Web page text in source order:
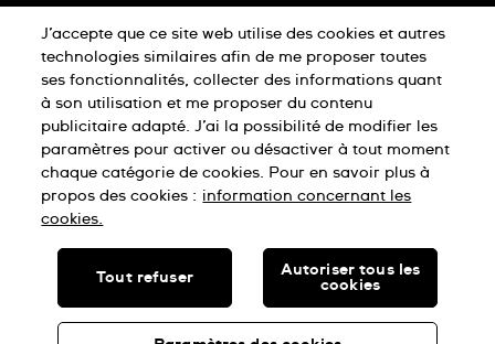
Déclaration de confidentialité
Déclaration concernant les cookies
Conditions d'utilisation
SWISS MADE
© SWATCH LTD, 2026 TOUS DROITS RÉSERVÉS : MONTRES
J’accepte que ce site web utilise des cookies et autres
technologies similaires afin de me proposer toutes
ses fonctionnalités, collecter des informations quant
à son utilisation et me proposer du contenu
publicitaire adapté. J’ai la possibilité de modifier les
paramètres pour activer ou désactiver à tout moment
chaque catégorie de cookies. Pour en savoir plus à
propos des cookies : information concernant les
cookies.
Tout refuser
Autoriser tous les
cookies